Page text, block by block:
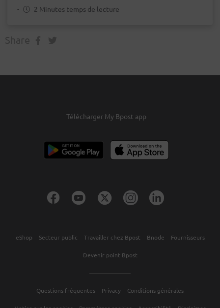
-
2 Minutes temps de lecture
Télécharger My Bpost app
Questions fréquentes Privacy Conditions générales
eShop Secteur public Travailler chez Bpost Bnode Fournisseurs
Devenir point Bpost